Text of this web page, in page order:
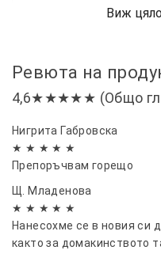
Ревюта на
4,6★★★★★ (Общо
Нигрита Габровска
★ ★ ★ ★ ★
Препоръчвам горещо
Щ. Младенова
★ ★ ★ ★ ★
Нанесохме се в новия си
както за домакинството